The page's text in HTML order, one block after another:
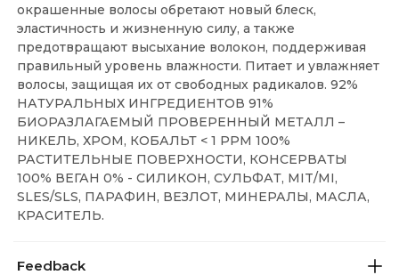
окрашенные волосы обретают новый блеск,
эластичность и жизненную силу, а также
предотвращают высыхание волокон, поддерживая
правильный уровень влажности. Питает и увлажняет
волосы, защищая их от свободных радикалов. 92%
НАТУРАЛЬНЫХ ИНГРЕДИЕНТОВ 91%
БИОРАЗЛАГАЕМЫЙ ПРОВЕРЕННЫЙ МЕТАЛЛ –
НИКЕЛЬ, ХРОМ, КОБАЛЬТ < 1 PPM 100%
РАСТИТЕЛЬНЫЕ ПОВЕРХНОСТИ, КОНСЕРВАТЫ
100% ВЕГАН 0% - СИЛИКОН, СУЛЬФАТ, MIT/MI,
SLES/SLS, ПАРАФИН, ВЕЗЛОТ, МИНЕРАЛЫ, МАСЛА,
КРАСИТЕЛЬ.
Feedback